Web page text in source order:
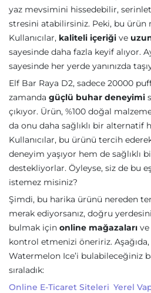
yaz mevsimini hissedebilir,
stresini atabilirsiniz. Peki, bu ürün
Kullanıcılar, kaliteli içeriği ve
sayesinde daha fazla keyif alıyor.
sayesinde her yerde yanınızda
Elf Bar Raya D2, sadece 20000
zamanda güçlü buhar deneyimi
çıkıyor. Ürün, %100 doğal
da onu daha sağlıklı bir alternatif
Kullanıcılar, bu ürünü tercih
deneyim yaşıyor hem de sağlıklı
destekliyorlar. Öyleyse, siz de bu
istemez misiniz?
Şimdi, bu harika ürünü nereden
merak ediyorsanız, doğru
bulmak için online mağazaları ve
kontrol etmenizi öneririz.
Watermelon Ice’i bulabileceğiniz
sıraladık:
Online E-Ticaret Siteleri Yerel